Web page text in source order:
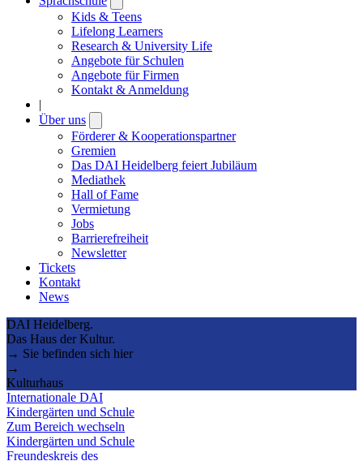
submenu
Kids & Teens
Lifelong Learners
Research & University Life
Angebote für Schulen
Angebote für Firmen
Kontakt & Anmeldung
|
Über uns
submenu
Förderer & Kooperationspartner
Gremien
Das DAI Heidelberg feiert Jubiläum
Mediathek
Hall of Fame
Vermietung
Jobs
Barrierefreiheit
Newsletter
Tickets
Kontakt
News
DAI Heidelberg.
Das Haus der Kultur.
→ Sie befinden sich hier
→
Kulturhaus
Internationale DAI
Kindergärten und Schule
Zum Bereich wechseln
Kindergärten und Schule
Freundeskreis des